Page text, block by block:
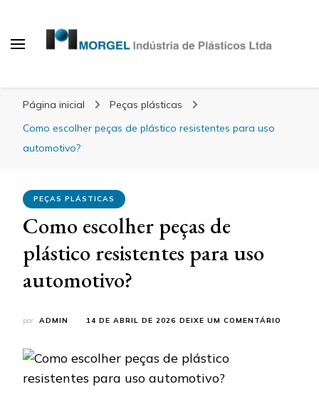
Página inicial
Peças plásticas
Como escolher peças de plástico resistentes para uso
automotivo?
PEÇAS PLÁSTICAS
Como escolher peças de
plástico resistentes para uso
automotivo?
por ADMIN 14 DE ABRIL DE 2026 DEIXE UM COMENTÁRIO